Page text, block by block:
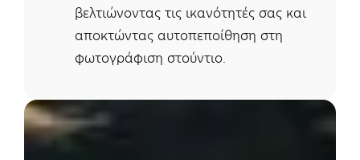
βελτιώνοντας τις ικανότητές σας και
αποκτώντας αυτοπεποίθηση στη
φωτογράφιση στούντιο.